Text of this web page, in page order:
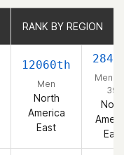
RANK BY REGION
12060th
Men
North
America
East
Men
39)
East
RANK BY REGION